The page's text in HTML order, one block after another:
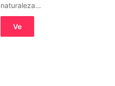
naturaleza…
Ve